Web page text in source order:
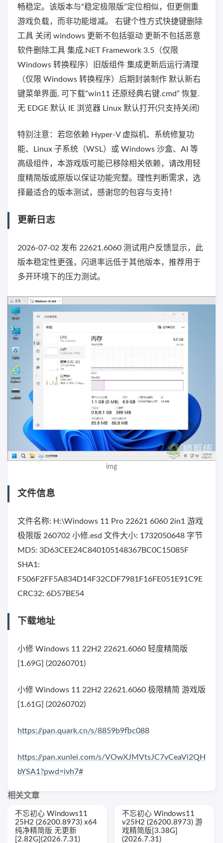
畅稳定。该版本与“稳定极限版”定位相似，但更侧重
游戏负载，而非功能增减。 右键个性方式快捷键删除
工具 关闭 windows 更新不包括驱动 更新不包括恶意
软件删除工具 集成.NET Framework 3.5（仅限
Windows 转换程序）旧版组件 集成更新后运行清理
（仅限 Windows 转换程序）后期封装制作 默认新右
键菜单界面, 可下载”win11 还原经典右键.cmd” 恢复.
无 EDGE 默认 IE 浏览器 Linux 默认打开(只支持关闭)
特别注意：若您依赖 Hyper‑V 虚拟机、系统修复功
能、Linux 子系统（WSL）或 Windows 沙盒、AI 等
高级组件，本游戏版可能已移除相关依赖，请改用轻
度精简版或原版以保证功能完整。理性判断需求，选
择最适合的版本测试，感谢您的包容与支持！
更新日志
2026-07-02 发布 22621.6060 测试用户反馈显示，此
版本稳定性更强，闪退率远低于其他版本，推荐用于
多开环境下的压力测试。
img
文件信息
文件名称: H:\Windows 11 Pro 22621 6060 2in1 游戏
极限版 260702 小修.esd 文件大小: 1732050648 字节
MD5: 3D63CEE24C840105148367BC0C15085F
SHA1:
F506F2FF5A834D14F32CDF7981F16FE051E91C9E
CRC32: 6D57BE54
下载地址
小修 Windows 11 22H2 22621.6060 轻度精简版
[1.69G] (20260701)
小修 Windows 11 22H2 22621.6060 极限精简 游戏版
[1.61G] (20260702)
https://pan.quark.cn/s/8859b9fbc088
https://pan.xunlei.com/s/VOwXJMVtsJC7vCeaVi2QH
bYSA1?pwd=ivh7#
相关文章
不忘初心 Windows11
25H2 (26200.8973) x64
纯净精简版 无更新
[2.82G](2026.7.31)
不忘初心 Windows11
v25H2 (26200.8973) 游
戏精简版[3.38G]
(2026.7.31)